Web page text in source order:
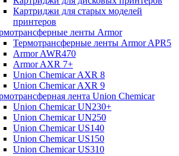
Картриджи для старых моделей
принтеров
ленты Armor
Термотрансферные ленты Armor APR5
Armor AWR470
Armor AXR 7+
Union Chemicar AXR 8
Union Chemicar AXR 9
лента Union Chemicar
Union Chemicar UN230+
Union Chemicar UN250
Union Chemicar US140
Union Chemicar US150
Union Chemicar US310